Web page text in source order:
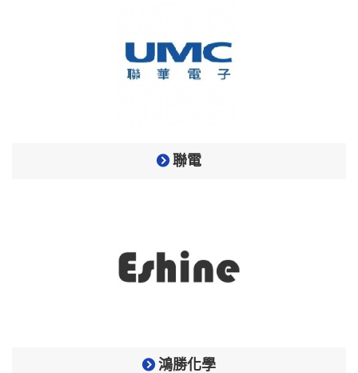
聯電
鴻勝化學